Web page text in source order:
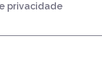
privacidade